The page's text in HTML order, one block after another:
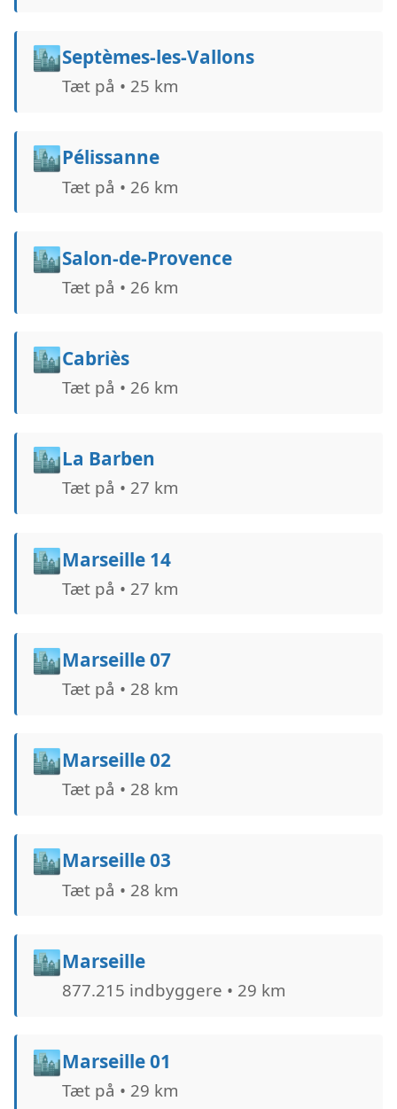
🏙️Septèmes-les-Vallons
Tæt på • 25 km
🏙️Pélissanne
Tæt på • 26 km
🏙️Salon-de-Provence
Tæt på • 26 km
🏙️Cabriès
Tæt på • 26 km
🏙️La Barben
Tæt på • 27 km
🏙️Marseille 14
Tæt på • 27 km
🏙️Marseille 07
Tæt på • 28 km
🏙️Marseille 02
Tæt på • 28 km
🏙️Marseille 03
Tæt på • 28 km
🏙️Marseille
877.215 indbyggere • 29 km
🏙️Marseille 01
Tæt på • 29 km